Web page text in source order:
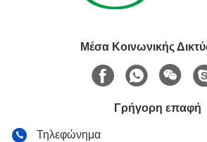
Μέσα Κοινωνικής
Γρήγορη επαφή
Τηλεφώνημα